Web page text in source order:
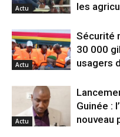
Actu
les
Actu
Sécurité
30 000
usagers
Actu
Guinée :
nouveau